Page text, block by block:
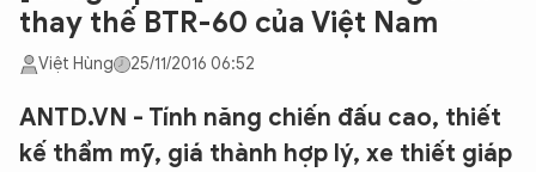
thay thế BTR-60 của Việt Nam
Việt Hùng 25/11/2016 06:52
ANTD.VN - Tính năng chiến đấu cao, thiết
kế thẩm mỹ, giá thành hợp lý, xe thiết giáp